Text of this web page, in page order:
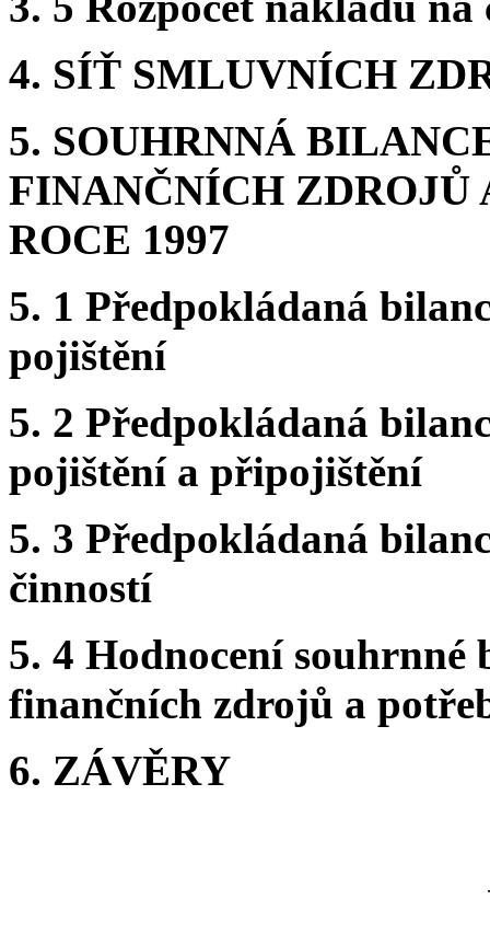
4. SÍŤ SMLUVNÍCH
5. SOUHRNNÁ
FINANČNÍCH ZDROJŮ
ROCE 1997
5. 1 Předpokládaná
pojištění
5. 2 Předpokládaná
pojištění a připojištění
5. 3 Předpokládaná
činností
5. 4 Hodnocení
finančních zdrojů a
6. ZÁVĚRY